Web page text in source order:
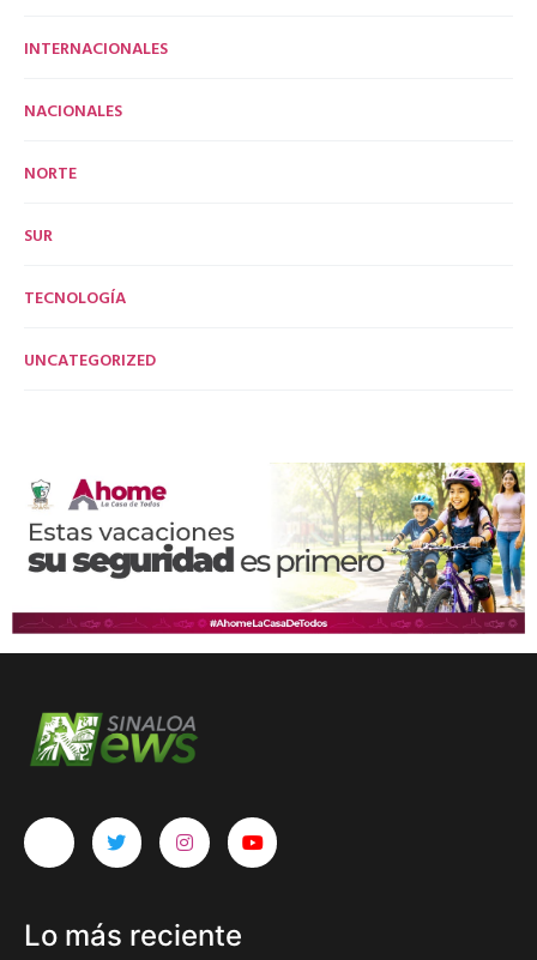
INTERNACIONALES
NACIONALES
NORTE
SUR
TECNOLOGÍA
UNCATEGORIZED
Lo más reciente